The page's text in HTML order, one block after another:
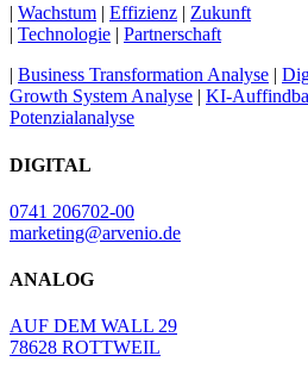
| Wachstum | Effizienz | Zukunft
| Technologie | Partnerschaft
| Business Transformation Analyse |
Growth System Analyse | KI-
Potenzialanalyse
DIGITAL
0741 206702-00
marketing@arvenio.de
ANALOG
AUF DEM WALL 29
78628 ROTTWEIL